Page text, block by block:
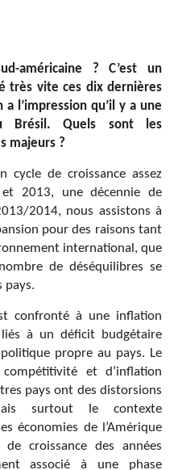
américaine ? C’est un
très vite ces dix dernières
l’impression qu’il y a une
Brésil. Quels sont les
majeurs ?
cycle de croissance assez
2013, une décennie de
2014, nous assistons à
pour des raisons tant
international, que
de déséquilibres se
pays.
confronté à une inflation
à un déficit budgétaire
propre au pays. Le
et d’inflation
pays ont des distorsions
surtout le contexte
économies de l’Amérique
croissance des années
associé à une phase